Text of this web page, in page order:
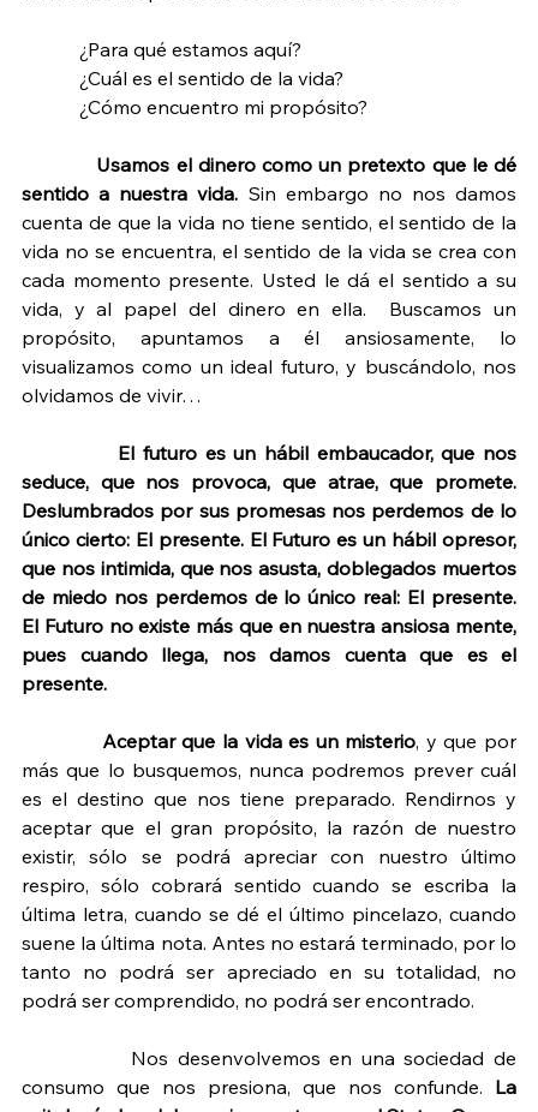
¿Para qué estamos aquí?
¿Cuál es el sentido de la vida?
¿Cómo encuentro mi propósito?
Usamos el dinero como un pretexto que le dé
sentido a nuestra vida. Sin embargo no nos damos
cuenta de que la vida no tiene sentido, el sentido de la
vida no se encuentra, el sentido de la vida se crea con
cada momento presente. Usted le dá el sentido a su
vida, y al papel del dinero en ella.  Buscamos un
propósito, apuntamos a él ansiosamente, lo
visualizamos como un ideal futuro, y buscándolo, nos
olvidamos de vivir…
El futuro es un hábil embaucador, que nos
seduce, que nos provoca, que atrae, que promete.
Deslumbrados por sus promesas nos perdemos de lo
único cierto: El presente. El Futuro es un hábil opresor,
que nos intimida, que nos asusta, doblegados muertos
de miedo nos perdemos de lo único real: El presente.
El Futuro no existe más que en nuestra ansiosa mente,
pues cuando llega, nos damos cuenta que es el
presente.
Aceptar que la vida es un misterio, y que por
más que lo busquemos, nunca podremos prever cuál
es el destino que nos tiene preparado. Rendirnos y
aceptar que el gran propósito, la razón de nuestro
existir, sólo se podrá apreciar con nuestro último
respiro, sólo cobrará sentido cuando se escriba la
última letra, cuando se dé el último pincelazo, cuando
suene la última nota. Antes no estará terminado, por lo
tanto no podrá ser apreciado en su totalidad, no
podrá ser comprendido, no podrá ser encontrado.
Nos desenvolvemos en una sociedad de
consumo que nos presiona, que nos confunde. La